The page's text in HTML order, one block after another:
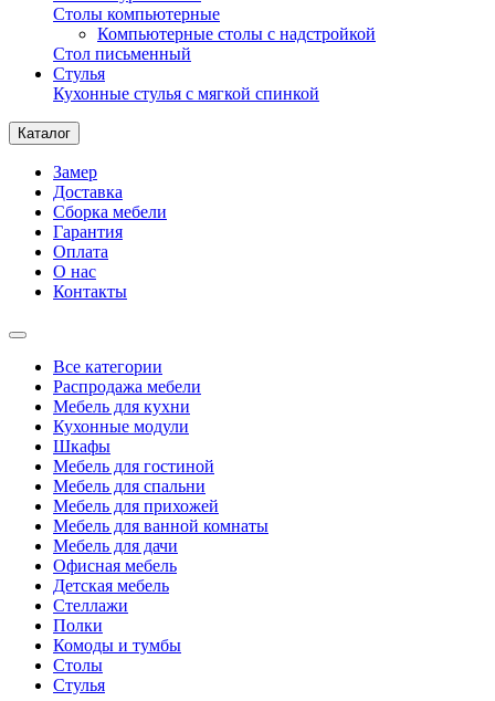
Столы компьютерные
Компьютерные столы с надстройкой
Стол письменный
Стулья
Кухонные стулья с мягкой спинкой
Каталог
Замер
Доставка
Сборка мебели
Гарантия
Оплата
О нас
Контакты
Все категории
Распродажа мебели
Мебель для кухни
Кухонные модули
Шкафы
Мебель для гостиной
Мебель для спальни
Мебель для прихожей
Мебель для ванной комнаты
Мебель для дачи
Офисная мебель
Детская мебель
Стеллажи
Полки
Комоды и тумбы
Столы
Стулья